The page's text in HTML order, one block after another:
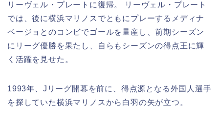
リーヴェル・プレートに復帰。 リーヴェル・プレート
では、後に横浜マリノスでともにプレーするメディナ
ベージョとのコンビでゴールを量産し、前期シーズン
にリーグ優勝を果たし、自らもシーズンの得点王に輝
く活躍を見せた。
1993年、Jリーグ開幕を前に、得点源となる外国人選手
を探していた横浜マリノスから白羽の矢が立つ。